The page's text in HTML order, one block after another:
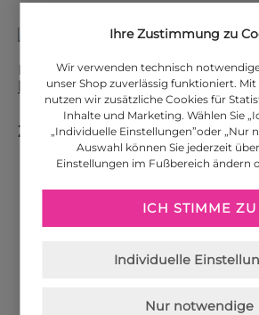
Die Versandkosten für weitere
.
Zahlungsarten
Amazon Pay
Ihre Zustimmung zu
Wir verwenden technisch
unser Shop zuverlässig funktioniert.
nutzen wir zusätzliche Cookies für
Inhalte und Marketing. Wählen Sie
„Individuelle Einstellungen”oder „Nur
Auswahl können Sie jederzeit
Einstellungen im Fußbereich ändern
ICH STIMME ZU
Individuelle
Nur notwendige